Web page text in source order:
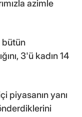
azimle
bütün
3'ü kadın 14
piyasanın yanı